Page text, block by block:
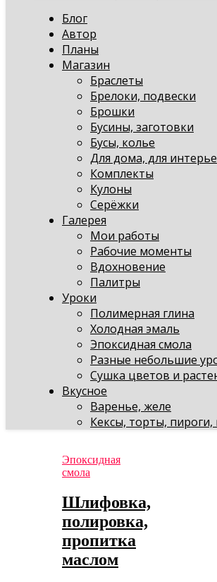
Блог
Автор
Планы
Магазин
Браслеты
Брелоки, подвески
Брошки
Бусины, заготовки
Бусы, колье
Для дома, для
Комплекты
Кулоны
Серёжки
Галерея
Мои работы
Рабочие моменты
Вдохновение
Палитры
Уроки
Полимерная глина
Холодная эмаль
Эпоксидная смола
Разные небольшие
Сушка цветов и
Вкусное
Варенье, желе
Кексы, торты, пироги,
Эпоксидная
смола
Шлифовка,
полировка,
пропитка
маслом